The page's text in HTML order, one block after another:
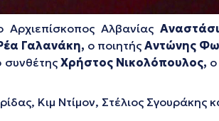
Αρχιεπίσκοπος Αλβανίας
Γαλανάκη, ο ποιητής Αντώνης
συνθέτηςΧρήστος Νικολόπουλος,
Κιμ Ντίμον, Στέλιος Σγουράκης